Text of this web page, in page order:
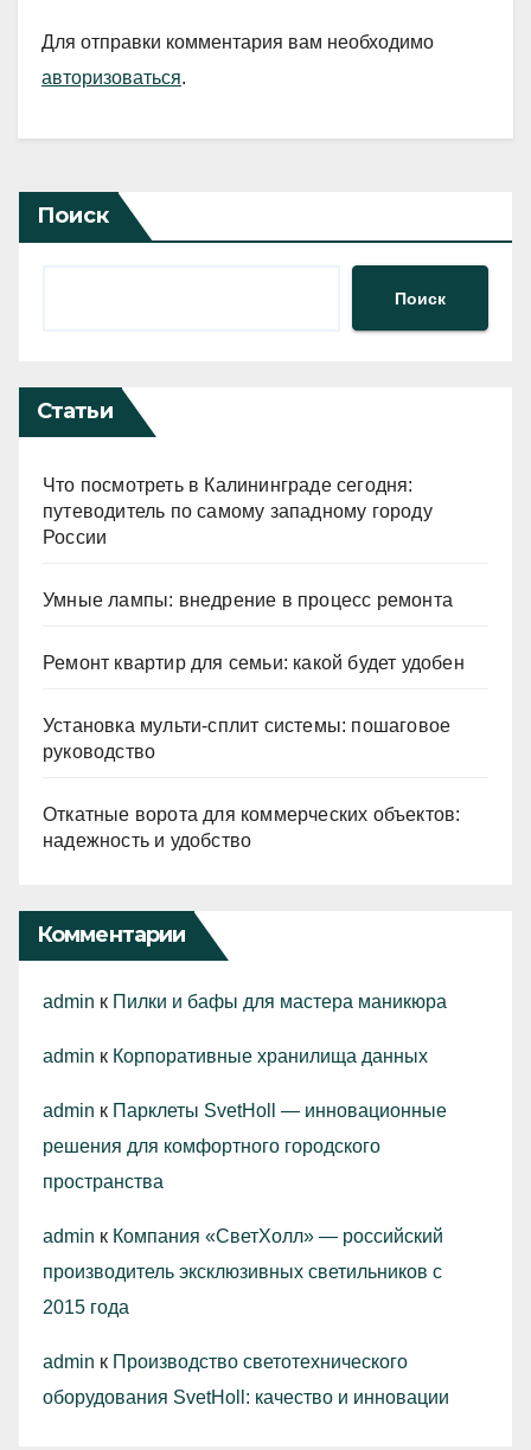
Для отправки комментария вам необходимо
авторизоваться.
Поиск
Поиск
Статьи
Что посмотреть в Калининграде сегодня:
путеводитель по самому западному городу
России
Умные лампы: внедрение в процесс ремонта
Ремонт квартир для семьи: какой будет удобен
Установка мульти-сплит системы: пошаговое
руководство
Откатные ворота для коммерческих объектов:
надежность и удобство
Комментарии
admin к Пилки и бафы для мастера маникюра
admin к Корпоративные хранилища данных
admin к Парклеты SvetHoll — инновационные
решения для комфортного городского
пространства
admin к Компания «СветХолл» — российский
производитель эксклюзивных светильников с
2015 года
admin к Производство светотехнического
оборудования SvetHoll: качество и инновации